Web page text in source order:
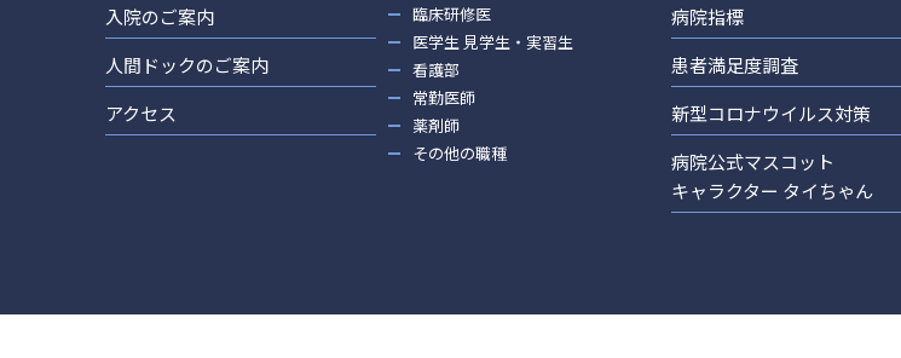
入院のご案内
人間ドックのご案内
アクセス
臨床研修医
医学生 見学生・実習生
看護部
常勤医師
薬剤師
その他の職種
病院指標
患者満足度調査
新型コロナウイルス対策
病院公式マスコット
キャラクター タイちゃん